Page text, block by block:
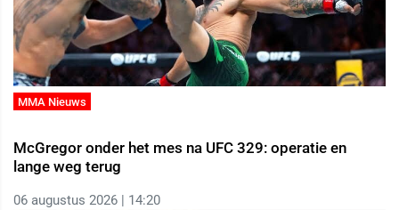
MMA Nieuws
McGregor onder het mes na UFC 329: operatie en
lange weg terug
06 augustus 2026 | 14:20